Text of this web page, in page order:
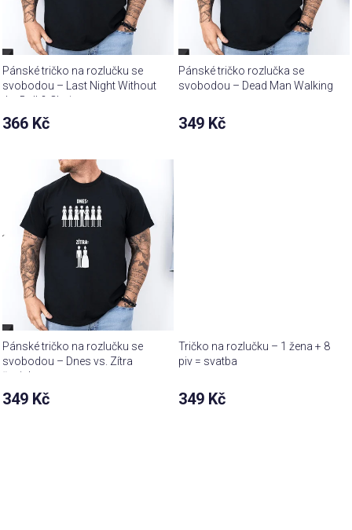
Pánské tričko na rozlučku se
svobodou – Last Night Without
the Ball & Chain
366 Kč
Pánské tričko rozlučka se
svobodou – Dead Man Walking
349 Kč
Pánské tričko na rozlučku se
svobodou – Dnes vs. Zítra
ženich
349 Kč
Tričko na rozlučku – 1 žena + 8
piv = svatba
349 Kč